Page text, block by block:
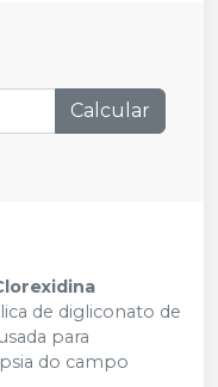
Calcular
de digliconato de
para
do campo